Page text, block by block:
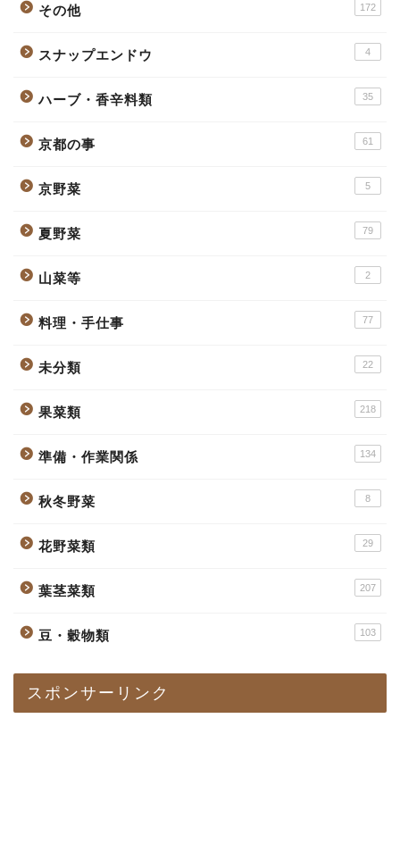
その他 172
スナップエンドウ 4
ハーブ・香辛料類 35
京都の事 61
京野菜 5
夏野菜 79
山菜等 2
料理・手仕事 77
未分類 22
果菜類 218
準備・作業関係 134
秋冬野菜 8
花野菜類 29
葉茎菜類 207
豆・穀物類 103
スポンサーリンク